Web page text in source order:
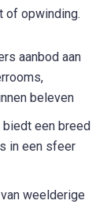
of opwinding.
aanbod aan
beleven
een breed
in een sfeer
weelderige